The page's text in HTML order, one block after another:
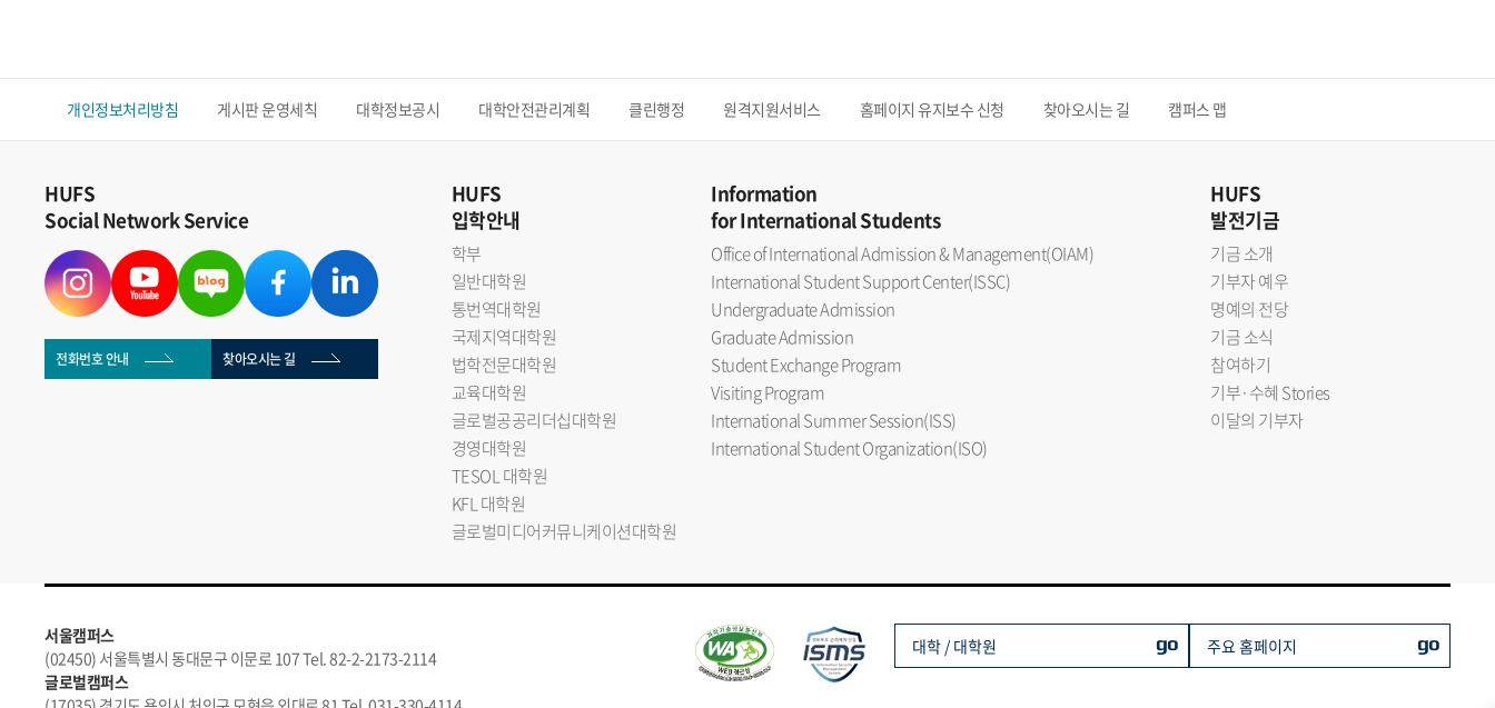
개인정보처리방침 게시판 운영세칙 대학정보공시 대학안전관리계획 클린행정 원격지원서비스 홈페이지 유지보수 신청 찾아오시는 길 캠퍼스 맵
HUFS
Social Network Service
전화번호 안내 찾아오시는 길
HUFS
입학안내
학부
일반대학원
통번역대학원
국제지역대학원
법학전문대학원
교육대학원
글로벌공공리더십대학원
경영대학원
TESOL 대학원
KFL 대학원
글로벌미디어커뮤니케이션대학원
Information
for International Students
Office of International Admission & Management(OIAM)
International Student Support Center(ISSC)
Undergraduate Admission
Graduate Admission
Student Exchange Program
Visiting Program
International Summer Session(ISS)
International Student Organization(ISO)
HUFS
발전기금
기금 소개
기부자 예우
명예의 전당
기금 소식
참여하기
기부·수혜 Stories
이달의 기부자
서울캠퍼스
(02450) 서울특별시 동대문구 이문로 107 Tel. 82-2-2173-2114
글로벌캠퍼스
대학 / 대학원 go 주요 홈페이지 go